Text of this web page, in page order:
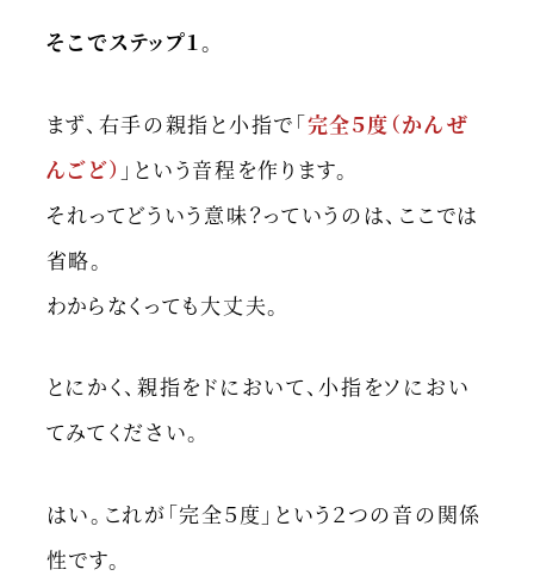
そこでステップ１。
まず、右手の親指と小指で「完全５度（かんぜ
んごど） 」という音程を作ります。
それってどういう意味？っていうのは、ここでは
省略。
わからなくっても大丈夫。
とにかく、親指をドにおいて、小指をソにおい
てみてください。
はい。これが「完全５度」という２つの音の関係
性です。